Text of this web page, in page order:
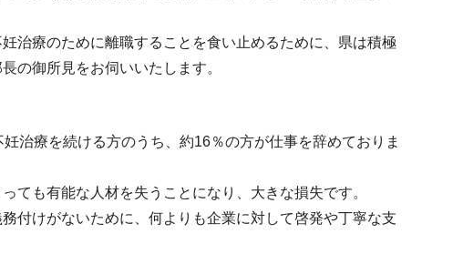
治療のために離職することを食い止めるために、県は積極
の御所見をお伺いいたします。
治療を続ける方のうち、約16％の方が仕事を辞めておりま
ても有能な人材を失うことになり、大きな損失です。
付けがないために、何よりも企業に対して啓発や丁寧な支